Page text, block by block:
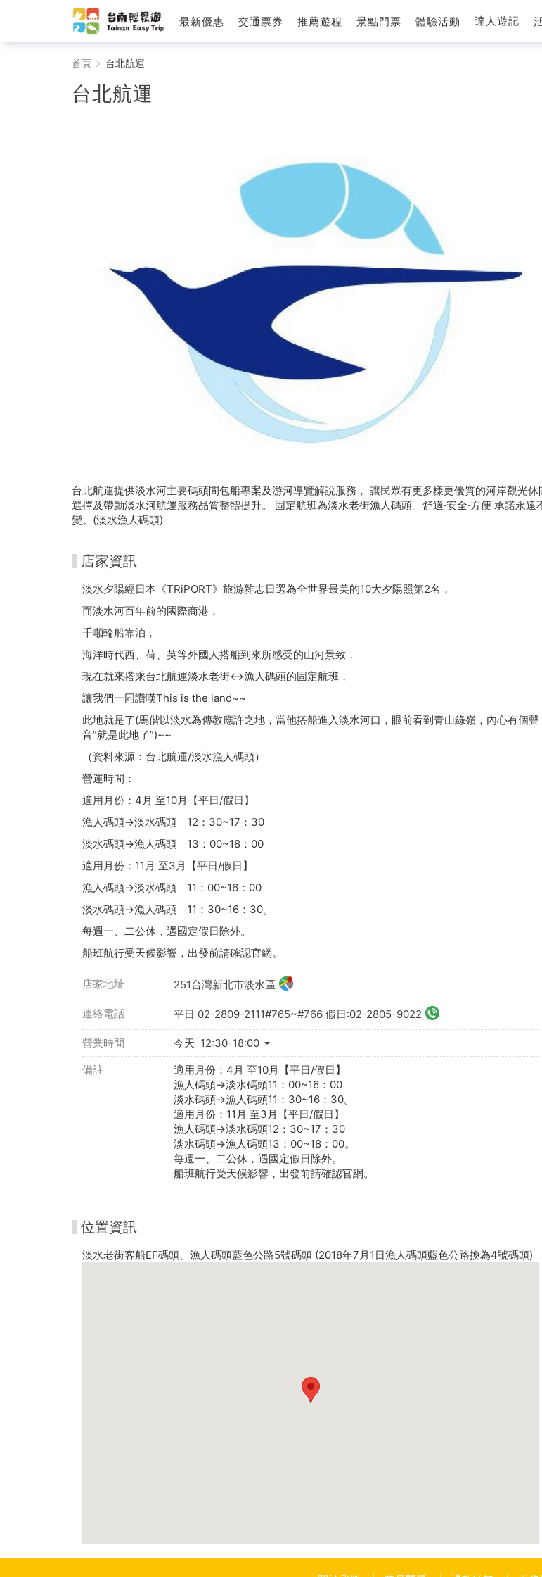
最新優惠 交通票券 推薦遊程 景點門票 體驗活動 達人遊記
首頁 台北航運
台北航運
台北航運提供淡水河主要碼頭間包船專案及游河導覽解說服務， 讓民眾有更多樣更優質的河岸觀光休
選擇及帶動淡水河航運服務品質整體提升。 固定航班為淡水老街漁人碼頭。舒適‧安全‧方便 承諾永遠
變。(淡水漁人碼頭)
店家資訊
淡水夕陽經日本《TRiPORT》旅游雜志日選為全世界最美的10大夕陽照第2名，
而淡水河百年前的國際商港，
千噸輪船靠泊，
海洋時代西、荷、英等外國人搭船到來所感受的山河景致，
現在就來搭乘台北航運淡水老街↔漁人碼頭的固定航班，
讓我們一同讚嘆This is the land~~
此地就是了(馬偕以淡水為傳教應許之地，當他搭船進入淡水河口，眼前看到青山綠嶺，內心有個聲
音”就是此地了”)~~
（資料來源：台北航運/淡水漁人碼頭）
營運時間：
適用月份：4月 至10月【平日/假日】
漁人碼頭→淡水碼頭 12：30~17：30
淡水碼頭→漁人碼頭 13：00~18：00
適用月份：11月 至3月【平日/假日】
漁人碼頭→淡水碼頭 11：00~16：00
淡水碼頭→漁人碼頭 11：30~16：30。
每週一、二公休，遇國定假日除外。
船班航行受天候影響，出發前請確認官網。
店家地址 251台灣新北市淡水區
連絡電話 平日 02-2809-2111#765~#766 假日:02-2805-9022
營業時間
今天 12:30-18:00
備註
適用月份：4月 至10月【平日/假日】
漁人碼頭→淡水碼頭11：00~16：00
淡水碼頭→漁人碼頭11：30~16：30。
適用月份：11月 至3月【平日/假日】
漁人碼頭→淡水碼頭12：30~17：30
淡水碼頭→漁人碼頭13：00~18：00。
每週一、二公休，遇國定假日除外。
船班航行受天候影響，出發前請確認官網。
位置資訊
淡水老街客船EF碼頭、漁人碼頭藍色公路5號碼頭 (2018年7月1日漁人碼頭藍色公路換為4號碼頭)